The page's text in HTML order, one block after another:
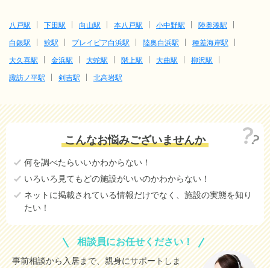
八戸駅 下田駅 向山駅 本八戸駅 小中野駅
陸奥湊駅
白銀駅
鮫駅 プレイピア白浜駅 陸奥白浜駅
種差海岸駅
大久喜駅
金浜駅 大蛇駅 階上駅 大曲駅
柳沢駅
諏訪ノ平駅
剣吉駅 北高岩駅
こんなお悩みございませんか
何を調べたらいいかわからない！
いろいろ見てもどの施設がいいのかわからない！
ネットに掲載されている情報だけでなく、施設の実態を知り
たい！
相談員にお任せください！
事前相談から入居まで、親身にサポートしま